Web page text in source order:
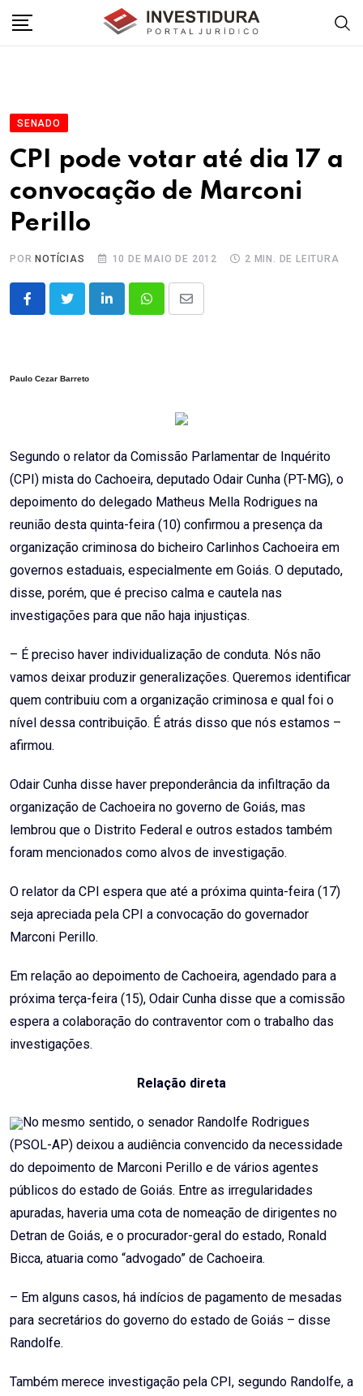
SENADO
CPI pode votar até dia 17 a
convocação de Marconi
Perillo
POR NOTÍCIAS 10 DE MAIO DE 2012 2 MIN. DE LEITURA
LinkedInWhatsappShare
Paulo Cezar Barreto
Segundo o relator da Comissão Parlamentar de Inquérito
(CPI) mista do Cachoeira, deputado Odair Cunha (PT-MG), o
depoimento do delegado Matheus Mella Rodrigues na
reunião desta quinta-feira (10) confirmou a presença da
organização criminosa do bicheiro Carlinhos Cachoeira em
governos estaduais, especialmente em Goiás. O deputado,
disse, porém, que é preciso calma e cautela nas
investigações para que não haja injustiças.
– É preciso haver individualização de conduta. Nós não
vamos deixar produzir generalizações. Queremos identificar
quem contribuiu com a organização criminosa e qual foi o
nível dessa contribuição. É atrás disso que nós estamos –
afirmou.
Odair Cunha disse haver preponderância da infiltração da
organização de Cachoeira no governo de Goiás, mas
lembrou que o Distrito Federal e outros estados também
foram mencionados como alvos de investigação.
O relator da CPI espera que até a próxima quinta-feira (17)
seja apreciada pela CPI a convocação do governador
Marconi Perillo.
Em relação ao depoimento de Cachoeira, agendado para a
próxima terça-feira (15), Odair Cunha disse que a comissão
espera a colaboração do contraventor com o trabalho das
investigações.
Relação direta
No mesmo sentido, o senador Randolfe Rodrigues
(PSOL-AP) deixou a audiência convencido da necessidade
do depoimento de Marconi Perillo e de vários agentes
públicos do estado de Goiás. Entre as irregularidades
apuradas, haveria uma cota de nomeação de dirigentes no
Detran de Goiás, e o procurador-geral do estado, Ronald
Bicca, atuaria como “advogado” de Cachoeira.
– Em alguns casos, há indícios de pagamento de mesadas
para secretários do governo do estado de Goiás – disse
Randolfe.
Também merece investigação pela CPI, segundo Randolfe, a